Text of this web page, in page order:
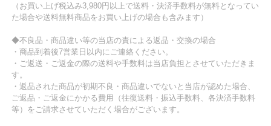
（お買い上げ税込み3,980円以上で送料・決済手数料が無料となってい
た場合や送料無料商品をお買い上げの場合も含みます）
◆不良品・商品違い等の当店の責による返品・交換の場合
・商品到着後7営業日以内にご連絡ください。
・ご返送・ご返金の際の送料や手数料は当店負担とさせていただきま
す。
・返品された商品が初期不良・商品違いでないと当店が認めた場合、
ご返品・ご返金にかかる費用（往復送料・振込手数料、各決済手数料
等）をご請求させていただく場合がございます。